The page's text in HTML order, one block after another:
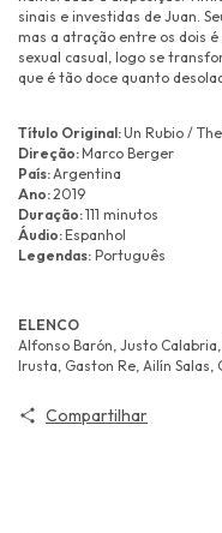
sinais e investidas de Juan.
mas a atração entre os dois
sexual casual, logo se
que é tão doce quanto
Título Original:Un Rubio /
Direção:Marco Berger
País: Argentina
Ano:2019
Duração:111 minutos
Áudio:Espanhol
Legendas: Português
ELENCO
Alfonso Barón, Justo
Irusta, Gaston Re, Ailín Salas,
Compartilhar